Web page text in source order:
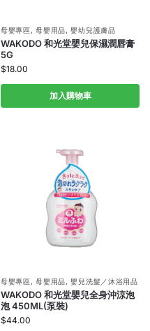
母嬰專區,母嬰用品,嬰幼兒護膚品
WAKODO 和光堂嬰兒保濕潤唇膏
5G
$18.00
加入購物車
母嬰專區,母嬰用品,嬰兒洗髮／沐浴用品
WAKODO 和光堂嬰兒全身沖涼泡
泡 450ML(泵裝)
$44.00